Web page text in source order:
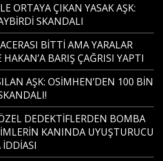
ORTAYA ÇIKAN YASAK AŞK:
SKANDALI
BİTTİ AMA YARALAR
BARIŞ ÇAĞRISI YAPTI
AŞK: OSİMHEN’DEN 100 BİN
DEDEKTİFLERDEN BOMBA
KANINDA UYUŞTURUCU